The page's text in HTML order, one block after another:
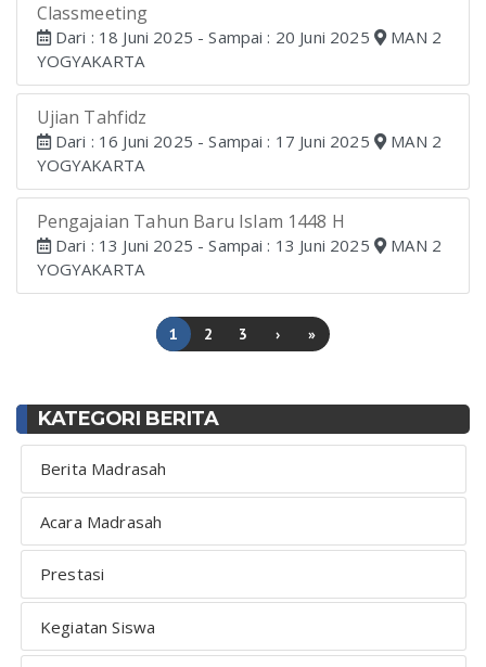
Classmeeting
Dari : 18 Juni 2025 - Sampai : 20 Juni 2025
MAN 2
YOGYAKARTA
Ujian Tahfidz
Dari : 16 Juni 2025 - Sampai : 17 Juni 2025
MAN 2
YOGYAKARTA
Pengajaian Tahun Baru Islam 1448 H
Dari : 13 Juni 2025 - Sampai : 13 Juni 2025
MAN 2
YOGYAKARTA
1 2 3 › »
KATEGORI BERITA
Berita Madrasah
Acara Madrasah
Prestasi
Kegiatan Siswa